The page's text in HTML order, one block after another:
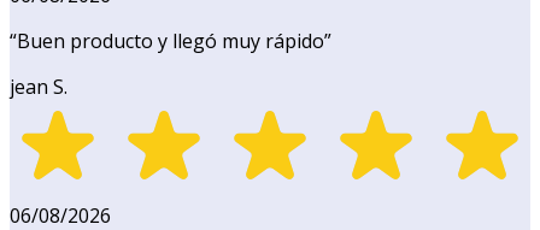
“Buen producto y llegó muy rápido”
jean S.
06/08/2026